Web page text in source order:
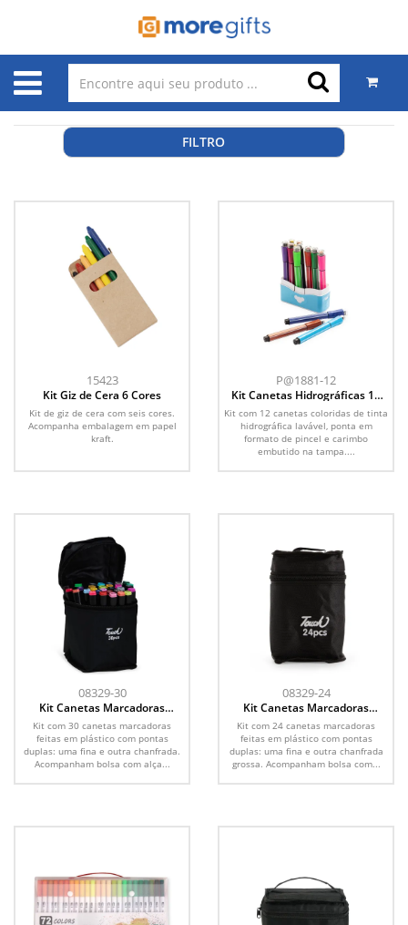
FILTRO
15423
Kit Giz de Cera 6 Cores
Kit de giz de cera com seis cores.
Acompanha embalagem em papel
kraft.
P@1881-12
Kit Canetas Hidrográficas 12
Cores
Kit com 12 canetas coloridas de tinta
hidrográfica lavável, ponta em
formato de pincel e carimbo
embutido na tampa....
08329-30
Kit Canetas Marcadoras
Pontas Duplas 30 Cores
Kit com 30 canetas marcadoras
feitas em plástico com pontas
duplas: uma fina e outra chanfrada.
Acompanham bolsa com alça...
08329-24
Kit Canetas Marcadoras
Pontas Duplas 24 Cores
Kit com 24 canetas marcadoras
feitas em plástico com pontas
duplas: uma fina e outra chanfrada
grossa. Acompanham bolsa com...